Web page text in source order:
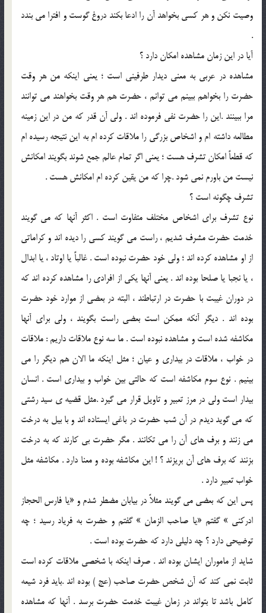
وصيت نکن و هر کسي بخواهد آن را ادعا بکند دروغ گوست و افترا مي بندد
.
آيا در اين زمان مشاهده امکان دارد ؟
مشاهده در عربي به معني ديدار طرفيني است ؛ يعني اينکه من هر وقت
حضرت را بخواهم ببينم مي توانم ، حضرت هم هر وقت بخواهند مي توانند
مرا ببينند .اين را حضرت نفي فرموده اند . ولي آن قدر که من در اين زمينه
مطالعه داشته ام و اشخاص بزرگي را ملاقات کرده ام به اين نتيجه رسيده ام
که قطعاً امکان تشرف هست ؛ يعني اگر تمام عالم جمع شوند بگويند امکانش
نيست من باورم نمي شود .چرا که من يقين کرده ام امکانش هست .
تشرف چگونه است ؟
نوع تشرف براي اشخاص مختلف متفاوت است . اکثر آنها که مي گويند
خدمت حضرت مشرف شديم ، راست مي گويند کسي را ديده اند و کراماتي
از او مشاهده کرده اند ؛ ولي خود حضرت نبوده است . غالباً يا اوتاد ، يا ابدال
، يا نجبا يا صلحا بوده اند . يعني آنها يکي از افرادي را مشاهده کرده اند که
در دوران غيبت با حضرت در ارتباطند ، البته در بعضي از موارد خود حضرت
بوده اند . ديگر آنکه ممکن است بعضي راست بگويند ، ولي براي آنها
مکاشفه شده است و مشاهده نبوده است . ما سه نوع ملاقات داريم : ملاقات
در خواب ، ملاقات در بيداري و عيان ؛ مثل اينکه ما الان هم ديگر را مي
بينيم . نوع سوم مکاشفه است که حالتي بين خواب و بيداري است . انسان
بيدار است ولي در مرز تعبير و تاويل قرار مي گيرد .مثل قضيه ي سيد رشتي
که مي گويد ديدم در آن شب حضرت در باغي ايستاده اند و با بيل به درخت
مي زنند و برف هاي آن را مي تکانند . مگر حضرت بي کارند که به درخت
بزنند که برف هاي آن بريزند ؟ ! اين مکاشفه بوده و معنا دارد . مکاشفه مثل
خواب تعبير دارد .
پس اين که بعضي مي گويند مثلاً در بيابان مضطر شدم و «يا فارس الحجاز
ادرکني » گفتم «يا صاحب الزمان » گفتم و حضرت به فرياد رسيد ؛ چه
توضيحي دارد ؟ چه دليلي دارد که حضرت بوده است .
شايد از ماموران ايشان بوده اند . صرف اينکه با شخصي ملاقات کرده است
ثابت نمي کند که آن شخص حضرت صاحب (عج ) بوده اند .بايد فرد شيعه
کامل باشد تا بتواند در زمان غيبت خدمت حضرت برسد . آنها که مشاهده